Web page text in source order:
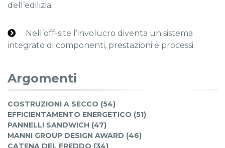
dell’edilizia.
Nell’off-site l’involucro diventa un sistema
integrato di componenti, prestazioni e processi.
Argomenti
COSTRUZIONI A SECCO (54)
EFFICIENTAMENTO ENERGETICO (51)
PANNELLI SANDWICH (47)
MANNI GROUP DESIGN AWARD (46)
CATENA DEL FREDDO (34)